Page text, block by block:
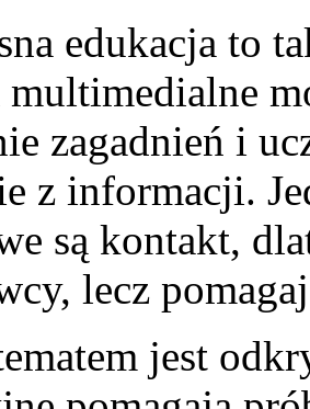
edukacja to
zagadnień i
z informacji.
są kontakt,
lecz
jest